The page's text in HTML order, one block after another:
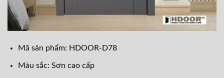
Mã sản phẩm: HDOOR-D78
Màu sắc: Sơn cao cấp